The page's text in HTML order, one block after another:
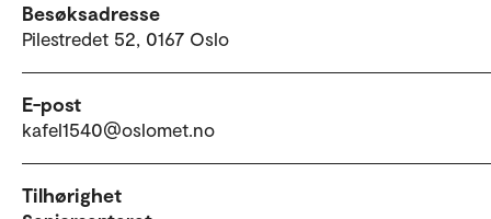
Besøksadresse
Pilestredet 52, 0167 Oslo
E-post
kafel1540@oslomet.no
Tilhørighet